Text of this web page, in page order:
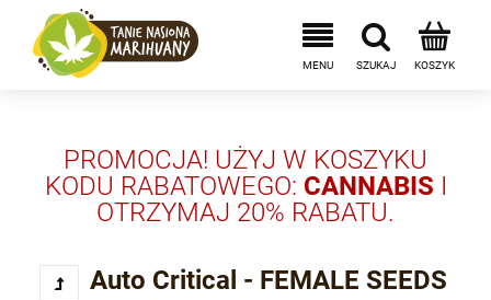
PROMOCJA! UŻYJ W KOSZYKU
KODU RABATOWEGO: CANNABIS I
OTRZYMAJ 20% RABATU.
Auto Critical - FEMALE SEEDS